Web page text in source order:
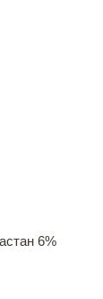
6%